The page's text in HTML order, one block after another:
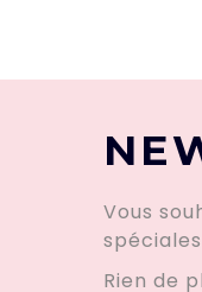
Vous
Rien de